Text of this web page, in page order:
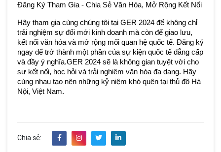
Đăng Ký Tham Gia - Chia Sẻ Văn Hóa, Mở Rộng Kết Nối
Hãy tham gia cùng chúng tôi tại GER 2024 để không chỉ
trải nghiệm sự đổi mới kinh doanh mà còn để giao lưu,
kết nối văn hóa và mở rộng mối quan hệ quốc tế. Đăng ký
ngay để trở thành một phần của sự kiện quốc tế đẳng cấp
và đầy ý nghĩa.GER 2024 sẽ là không gian tuyệt vời cho
sự kết nối, học hỏi và trải nghiệm văn hóa đa dạng. Hãy
cùng nhau tạo nên những kỷ niệm khó quên tại thủ đô Hà
Nội, Việt Nam.
Chia sẻ: